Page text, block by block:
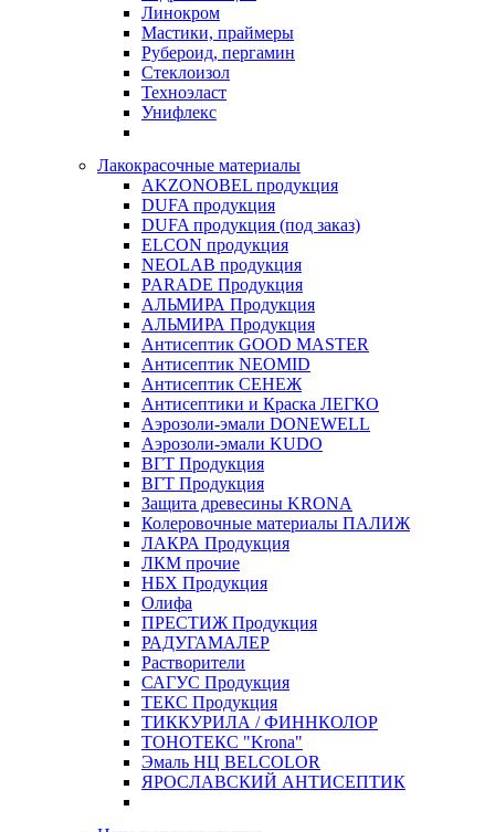
Линокром
Мастики, праймеры
Рубероид, пергамин
Стеклоизол
Техноэласт
Унифлекс
Лакокрасочные материалы
AKZONOBEL продукция
DUFA продукция
DUFA продукция (под заказ)
ELCON продукция
NEOLAB продукция
PARADE Продукция
АЛЬМИРА Продукция
АЛЬМИРА Продукция
Антисептик GOOD MASTER
Антисептик NEOMID
Антисептик СЕНЕЖ
Антисептики и Краска ЛЕГКО
Аэрозоли-эмали DONEWELL
Аэрозоли-эмали KUDO
ВГТ Продукция
ВГТ Продукция
Защита древесины KRONA
Колеровочные материалы ПАЛИЖ
ЛАКРА Продукция
ЛКМ прочие
НБХ Продукция
Олифа
ПРЕСТИЖ Продукция
РАДУГАМАЛЕР
Растворители
САГУС Продукция
ТЕКС Продукция
ТИККУРИЛА / ФИННКОЛОР
ТОНОТЕКС "Krona"
Эмаль НЦ BELCOLOR
ЯРОСЛАВСКИЙ АНТИСЕПТИК